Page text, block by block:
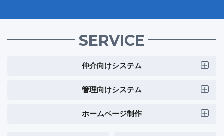
SERVICE
仲介向けシステム
管理向けシステム
ホームページ制作